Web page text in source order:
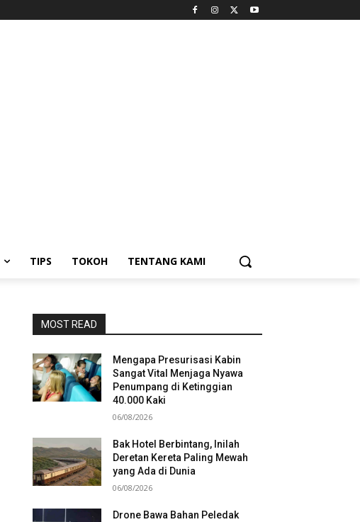
TIPS TOKOH TENTANG KAMI
MOST READ
Mengapa Presurisasi Kabin
Sangat Vital Menjaga Nyawa
Penumpang di Ketinggian
40.000 Kaki
06/08/2026
Bak Hotel Berbintang, Inilah
Deretan Kereta Paling Mewah
yang Ada di Dunia
06/08/2026
Drone Bawa Bahan Peledak